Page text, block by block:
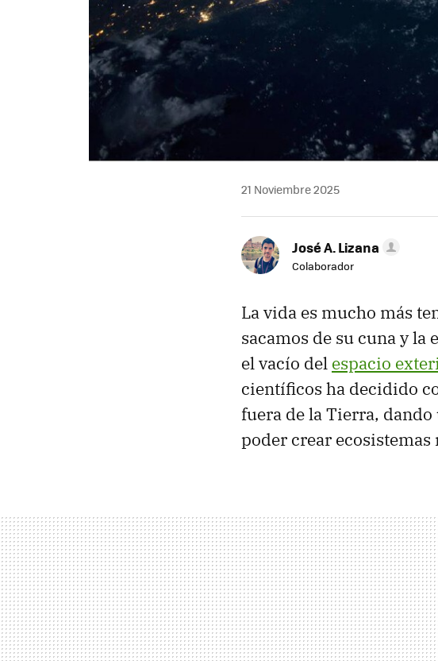
21 Noviembre 2025
José A. Lizana
Colaborador
La vida es mucho más
sacamos de su cuna y
el vacío del espacio
científicos ha decidido
fuera de la Tierra,
poder crear ecosistemas